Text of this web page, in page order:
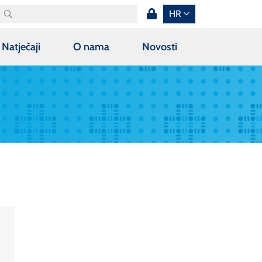
HR
Natječaji O nama Novosti